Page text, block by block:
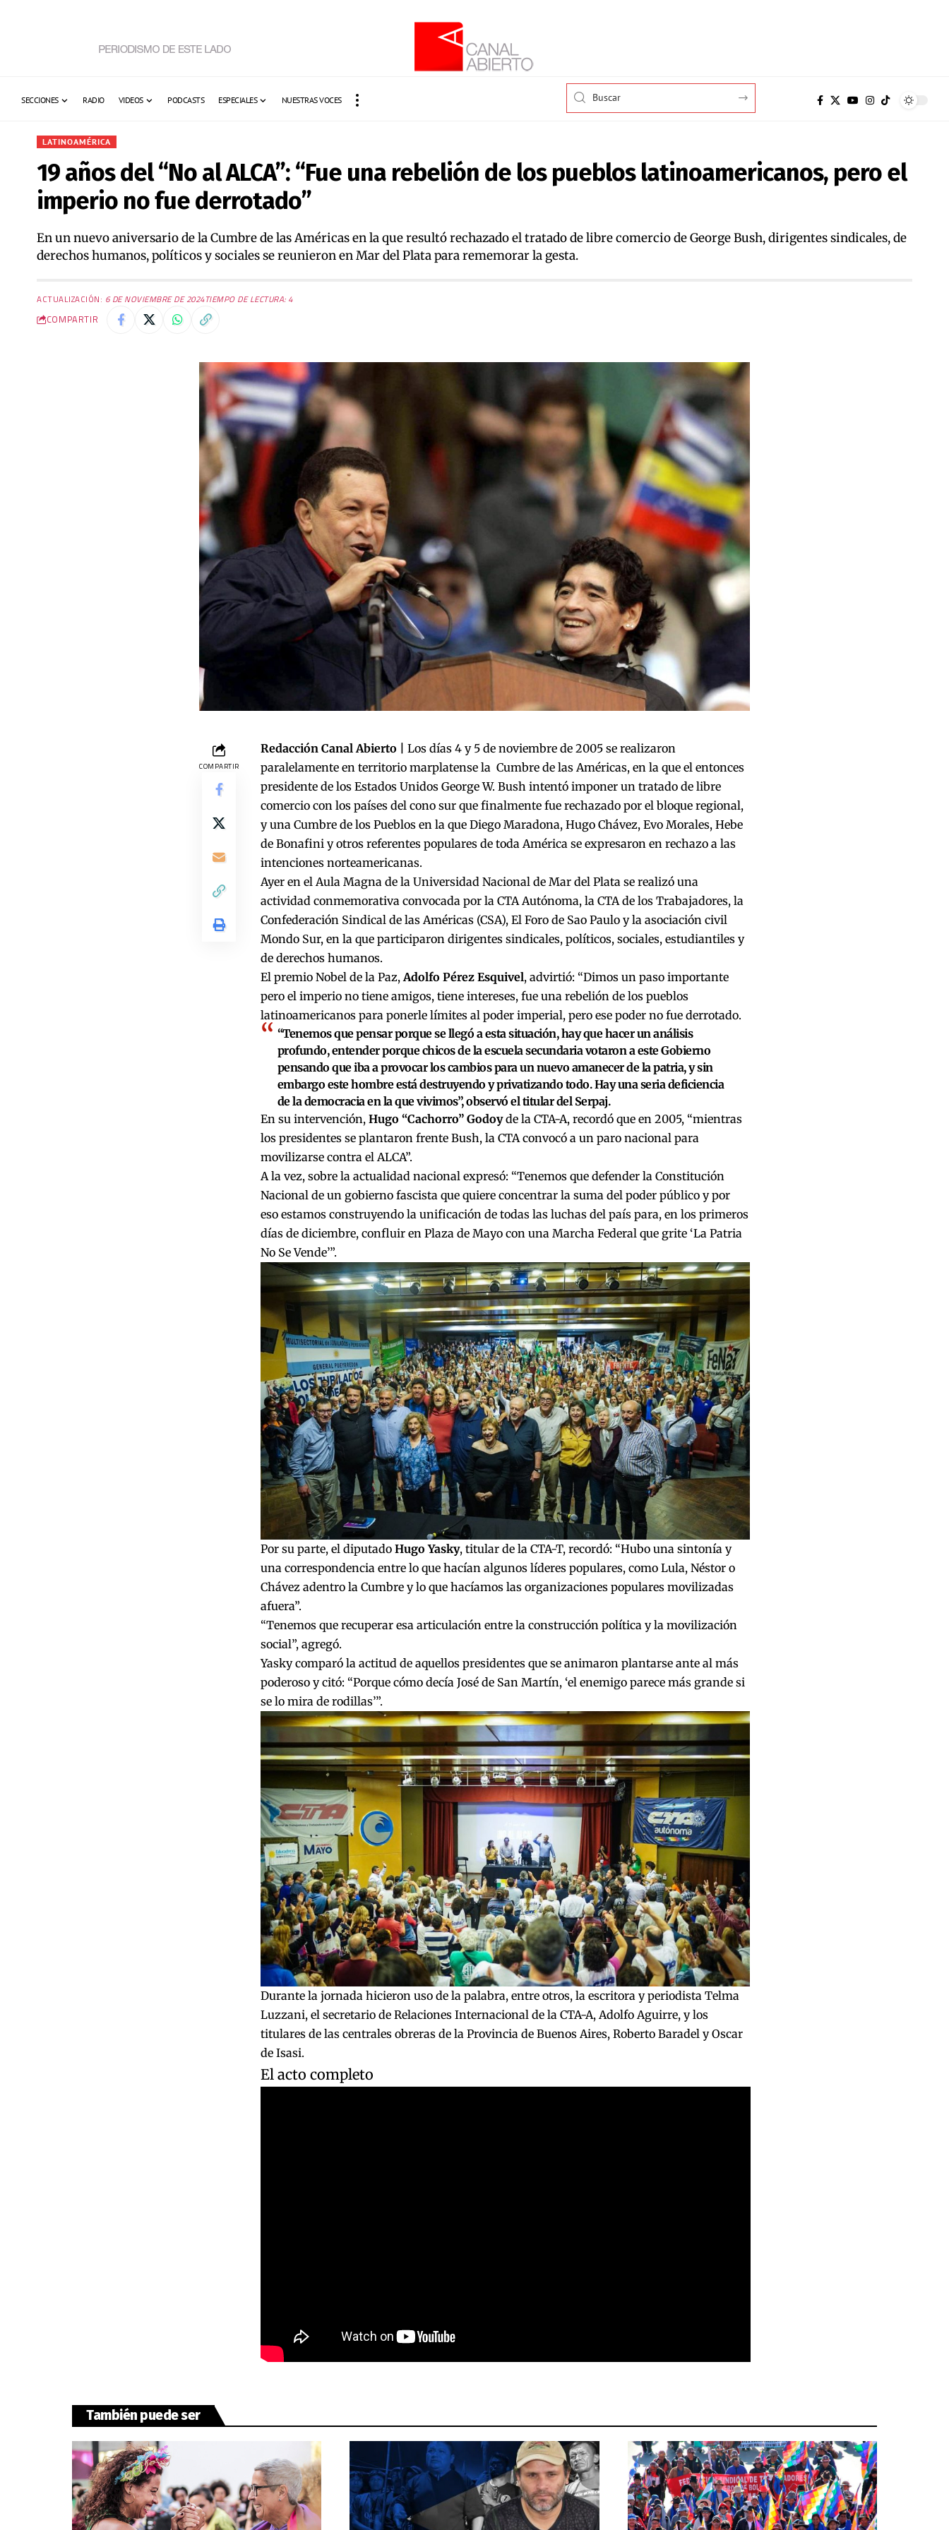
SECCIONES RADIO VIDEOS PODCASTS ESPECIALES NUESTRAS VOCES
LATINOAMÉRICA
19 años del “No al ALCA”: “Fue una rebelión de los pueblos latinoamericanos, pero el
imperio no fue derrotado”
En un nuevo aniversario de la Cumbre de las Américas en la que resultó rechazado el tratado de libre comercio de George Bush, dirigentes sindicales, de
derechos humanos, políticos y sociales se reunieron en Mar del Plata para rememorar la gesta.
ACTUALIZACIÓN: 6 DE NOVIEMBRE DE 2024TIEMPO DE LECTURA: 4
COMPARTIR
COMPARTIR
Redacción Canal Abierto |
Los días 4 y 5 de noviembre de 2005 se realizaron
paralelamente en territorio marplatense la Cumbre de las Américas, en la que el entonces
presidente de los Estados Unidos George W. Bush intentó imponer un tratado de libre
comercio con los países del cono sur que finalmente fue rechazado por el bloque regional,
y una Cumbre de los Pueblos en la que Diego Maradona, Hugo Chávez, Evo Morales, Hebe
de Bonafini y otros referentes populares de toda América se expresaron en rechazo a las
intenciones norteamericanas.
Ayer en el Aula Magna de la Universidad Nacional de Mar del Plata se realizó una
actividad conmemorativa convocada por la CTA Autónoma, la CTA de los Trabajadores, la
Confederación Sindical de las Américas (CSA), El Foro de Sao Paulo y la asociación civil
Mondo Sur, en la que participaron dirigentes sindicales, políticos, sociales, estudiantiles y
de derechos humanos.
El premio Nobel de la Paz,Adolfo Pérez Esquivel, advirtió: “Dimos un paso importante
pero el imperio no tiene amigos, tiene intereses, fue una rebelión de los pueblos
latinoamericanos para ponerle límites al poder imperial, pero ese poder no fue derrotado.
“Tenemos que pensar porque se llegó a esta situación, hay que hacer un análisis
profundo, entender porque chicos de la escuela secundaria votaron a este Gobierno
pensando que iba a provocar los cambios para un nuevo amanecer de la patria, y sin
embargo este hombre está destruyendo y privatizando todo. Hay una seria deficiencia
de la democracia en la que vivimos”, observó el titular del Serpaj.
En su intervención, Hugo “Cachorro” Godoyde la CTA-A, recordó que en 2005, “mientras
los presidentes se plantaron frente Bush, la CTA convocó a un paro nacional para
movilizarse contra el ALCA”.
A la vez, sobre la actualidad nacional expresó: “Tenemos que defender la Constitución
Nacional de un gobierno fascista que quiere concentrar la suma del poder público y por
eso estamos construyendo la unificación de todas las luchas del país para, en los primeros
días de diciembre, confluir en Plaza de Mayo con una Marcha Federal que grite ‘La Patria
No Se Vende’”.
Por su parte, el diputado Hugo Yasky, titular de la CTA-T, recordó: “Hubo una sintonía y
una correspondencia entre lo que hacían algunos líderes populares, como Lula, Néstor o
Chávez adentro la Cumbre y lo que hacíamos las organizaciones populares movilizadas
afuera”.
“Tenemos que recuperar esa articulación entre la construcción política y la movilización
social”, agregó.
Yasky comparó la actitud de aquellos presidentes que se animaron plantarse ante al más
poderoso y citó: “Porque cómo decía José de San Martín, ‘el enemigo parece más grande si
se lo mira de rodillas’”.
Durante la jornada hicieron uso de la palabra, entre otros, la escritora y periodista Telma
Luzzani, el secretario de Relaciones Internacional de la CTA-A, Adolfo Aguirre, y los
titulares de las centrales obreras de la Provincia de Buenos Aires, Roberto Baradel y Oscar
de Isasi.
El acto completo
También puede ser